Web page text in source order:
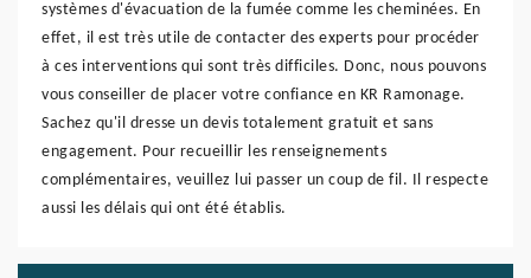
systèmes d'évacuation de la fumée comme les cheminées. En
effet, il est très utile de contacter des experts pour procéder
à ces interventions qui sont très difficiles. Donc, nous pouvons
vous conseiller de placer votre confiance en KR Ramonage.
Sachez qu'il dresse un devis totalement gratuit et sans
engagement. Pour recueillir les renseignements
complémentaires, veuillez lui passer un coup de fil. Il respecte
aussi les délais qui ont été établis.